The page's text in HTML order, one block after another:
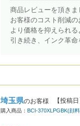
商品レビューを頂きま
お客様のコスト削減の
より価格を抑えられる
引き続き、インク革命
埼玉県のお客様 【投稿日
購入商品： BCI-370XLPGBK(顔